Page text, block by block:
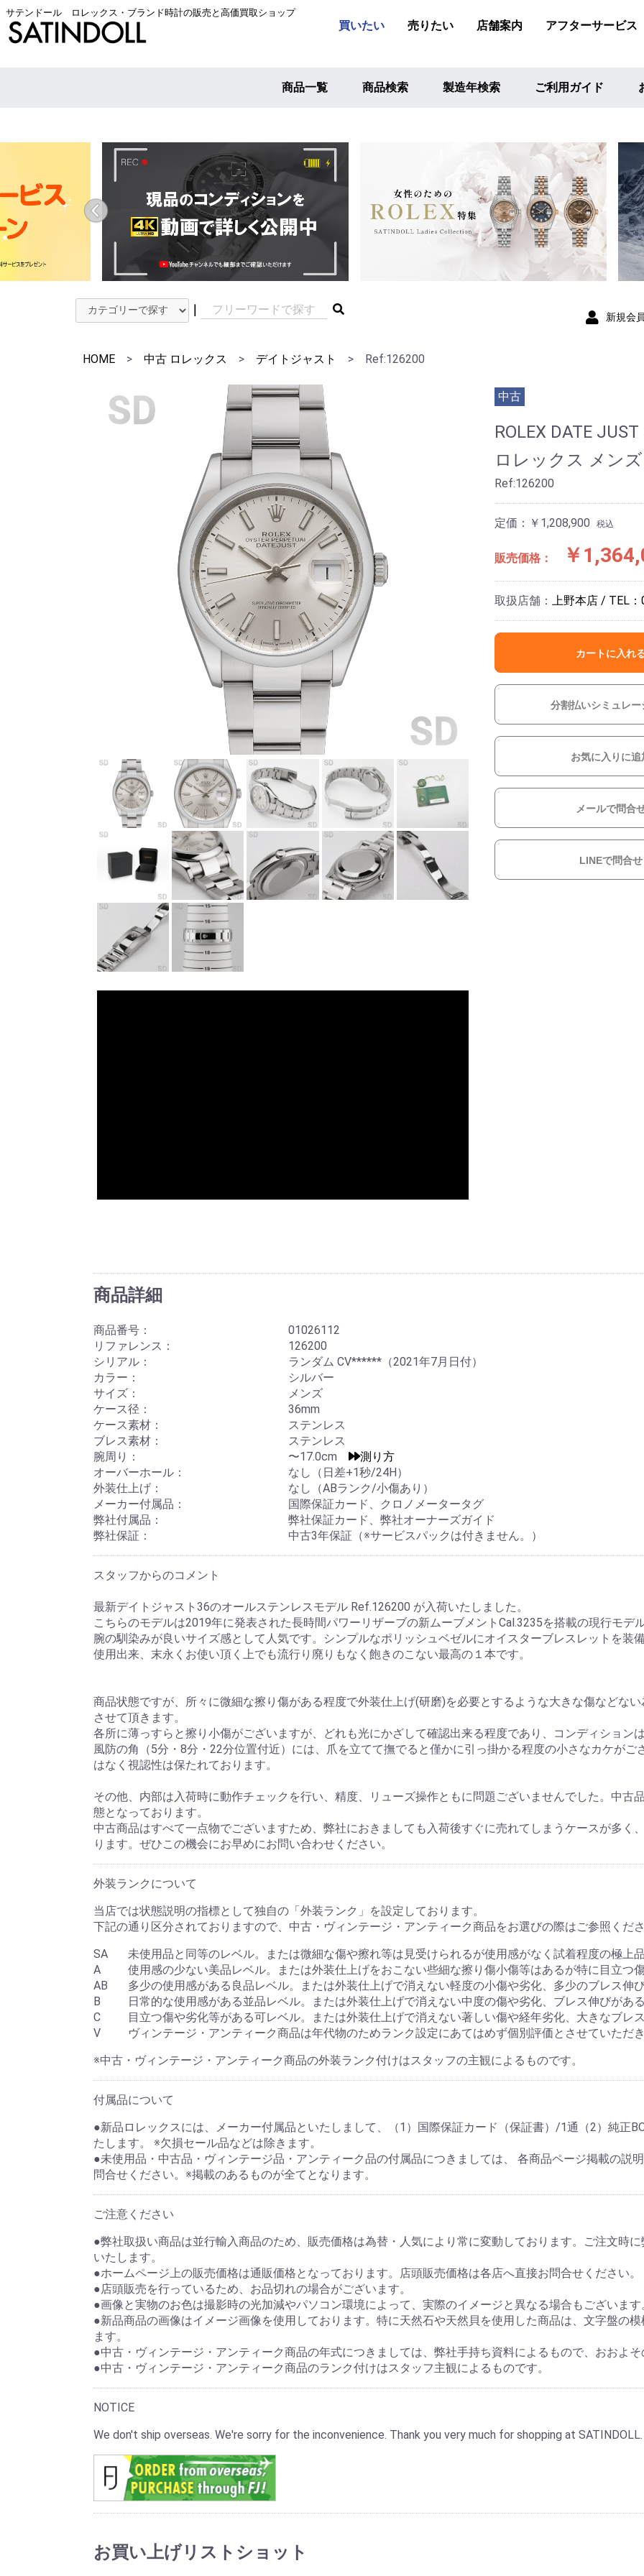
サテンドール ロレックス・ブランド時計の販売と高価買取ショップ
買いたい 売りたい 店舗案内 アフターサービス
商品一覧 商品検索 製造年検索 ご利用ガイド
｜
新規会
HOME > 中古 ロレックス > デイトジャスト > Ref:126200
中古
ROLEX DATE JUST
ロレックス メン
Ref:126200
定価：￥1,208,900 税込
販売価格： ￥
取扱店舗： 上野本店 / TEL
カートに入れ
分割払いシミュレー
お買い物を続ける カートへ進む
お気に入りに追
メールで問合
LINEで問合せ
商品詳細
商品番号：
01026112
リファレンス：
126200
シリアル：
ランダム CV******（2021年7月日付）
カラー：
シルバー
サイズ：
メンズ
ケース径：
36mm
ケース素材：
ステンレス
ブレス素材：
ステンレス
腕周り：
〜17.0cm
測り方
オーバーホール：
なし（日差+1秒/24H）
外装仕上げ：
なし（ABランク/小傷あり）
メーカー付属品：
国際保証カード、クロノメータータグ
弊社付属品：
弊社保証カード、弊社オーナーズガイド
弊社保証：
中古3年保証（※サービスパックは付きません。）
スタッフからのコメント
最新デイトジャスト36のオールステンレスモデル Ref.126200 が入荷いたしました。
こちらのモデルは2019年に発表された長時間パワーリザーブの新ムーブメントCal.3235を搭載の現行モデ
腕の馴染みが良いサイズ感として人気です。シンプルなポリッシュベゼルにオイスターブレスレットを装
使用出来、末永くお使い頂く上でも流行り廃りもなく飽きのこない最高の１本です。
商品状態ですが、所々に微細な擦り傷がある程度で外装仕上げ(研磨)を必要とするような大きな傷などな
させて頂きます。
各所に薄っすらと擦り小傷がございますが、どれも光にかざして確認出来る程度であり、コンディション
風防の角（5分・8分・22分位置付近）には、爪を立てて撫でると僅かに引っ掛かる程度の小さなカケが
はなく視認性は保たれております。
その他、内部は入荷時に動作チェックを行い、精度、リューズ操作ともに問題ございませんでした。中古
態となっております。
中古商品はすべて一点物でございますため、弊社におきましても入荷後すぐに売れてしまうケースが多く
ります。ぜひこの機会にお早めにお問い合わせください。
外装ランクについて
当店では状態説明の指標として独自の「外装ランク」を設定しております。
下記の通り区分されておりますので、中古・ヴィンテージ・アンティーク商品をお選びの際はご参照くださ
SA
未使用品と同等のレベル。または微細な傷や擦れ等は見受けられるが使用感がなく試着程度の極上品
A
使用感の少ない美品レベル。または外装仕上げをおこない些細な擦り傷小傷等はあるが特に目立つ
AB
多少の使用感がある良品レベル。または外装仕上げで消えない軽度の小傷や劣化、多少のブレス伸
B
日常的な使用感がある並品レベル。または外装仕上げで消えない中度の傷や劣化、ブレス伸びがあ
C
目立つ傷や劣化等がある可レベル。または外装仕上げで消えない著しい傷や経年劣化、大きなブレ
V
ヴィンテージ・アンティーク商品は年代物のためランク設定にあてはめず個別評価とさせていただき
※中古・ヴィンテージ・アンティーク商品の外装ランク付けはスタッフの主観によるものです。
付属品について
●新品ロレックスには、メーカー付属品といたしまして、（1）国際保証カード（保証書）/1通（2）純正
たします。 ※欠損セール品などは除きます。
●未使用品・中古品・ヴィンテージ品・アンティーク品の付属品につきましては、 各商品ページ掲載の説
問合せください。※掲載のあるものが全てとなります。
ご注意ください
●弊社取扱い商品は並行輸入商品のため、販売価格は為替・人気により常に変動しております。ご注文時
いたします。
●ホームページ上の販売価格は通販価格となっております。店頭販売価格は各店へ直接お問合せください。
●店頭販売を行っているため、お品切れの場合がございます。
●画像と実物のお色は撮影時の光加減やパソコン環境によって、実際のイメージと異なる場合もございます
●新品商品の画像はイメージ画像を使用しております。特に天然石や天然貝を使用した商品は、文字盤の
ます。
●中古・ヴィンテージ・アンティーク商品の年式につきましては、弊社手持ち資料によるもので、おおよそ
●中古・ヴィンテージ・アンティーク商品のランク付けはスタッフ主観によるものです。
NOTICE
We don't ship overseas. We're sorry for the inconvenience. Thank you very much for shopping at SATINDOLL.
お買い上げリストショット